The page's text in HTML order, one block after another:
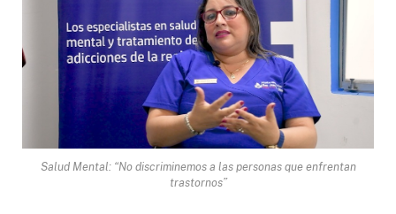
Salud Mental: “No discriminemos a las personas que enfrentan
trastornos”